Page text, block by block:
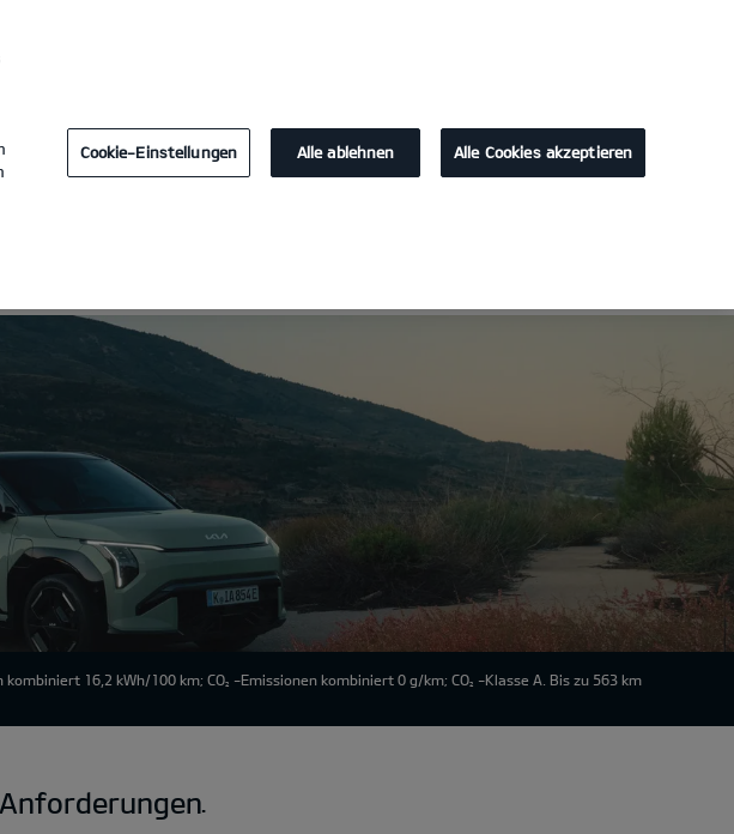
33100-0
16,2 kWh/100 km; CO2 -Emissionen kombiniert 0 g/km; CO2
-Klasse A. Bis zu 563 km
Cookie-Einstellungen Alle ablehnen Alle Cookies akzeptieren